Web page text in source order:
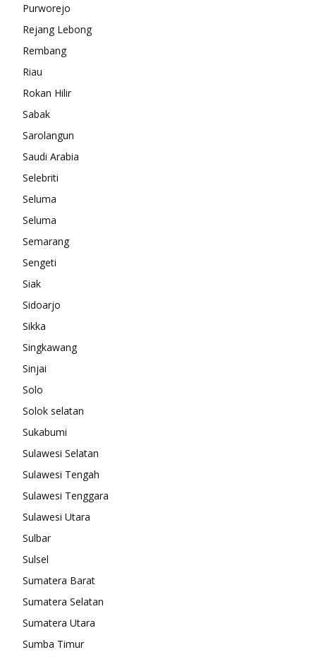
Purworejo
Rejang Lebong
Rembang
Riau
Rokan Hilir
Sabak
Sarolangun
Saudi Arabia
Selebriti
Seluma
Seluma
Semarang
Sengeti
Siak
Sidoarjo
Sikka
Singkawang
Sinjai
Solo
Solok selatan
Sukabumi
Sulawesi Selatan
Sulawesi Tengah
Sulawesi Tenggara
Sulawesi Utara
Sulbar
Sulsel
Sumatera Barat
Sumatera Selatan
Sumatera Utara
Sumba Timur